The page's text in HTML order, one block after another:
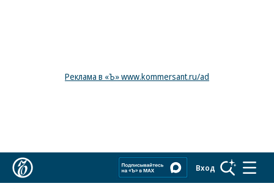
Реклама в «Ъ» www.kommersant.ru/ad
Вход